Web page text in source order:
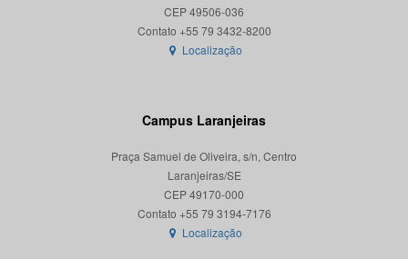
CEP 49506-036
Localização
Campus Laranjeiras
Praça Samuel de Oliveira, s/n, Centro
Laranjeiras/SE
CEP 49170-000
Localização